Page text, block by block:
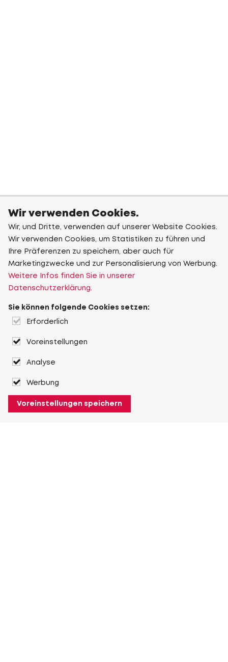
Wir verwenden Cookies.
Wir, und Dritte, verwenden auf unserer Website Cookies.
Wir verwenden Cookies, um Statistiken zu führen und
Ihre Präferenzen zu speichern, aber auch für
Marketingzwecke und zur Personalisierung von Werbung.
Weitere Infos finden Sie in unserer
Datenschutzerklärung.
Sie können folgende Cookies setzen:
Erforderlich
Voreinstellungen
Analyse
Werbung
Voreinstellungen speichern